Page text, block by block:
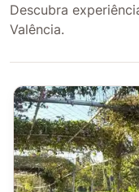
Descubra
Valência.